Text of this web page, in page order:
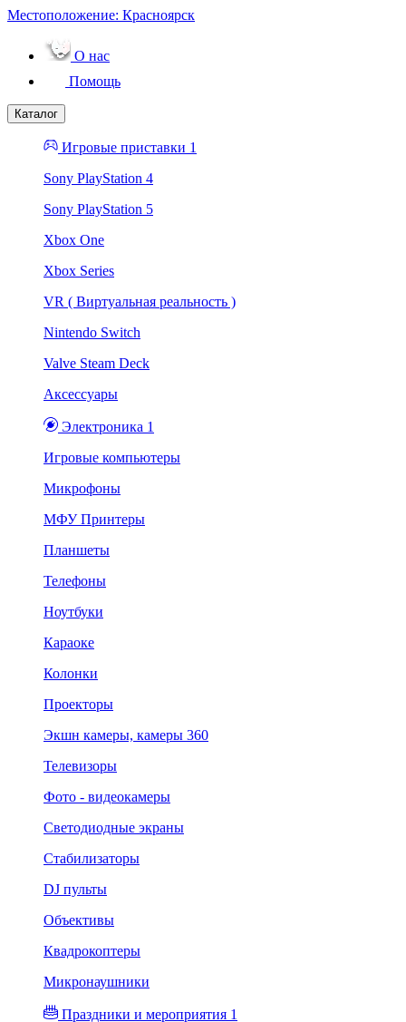
Местоположение: Красноярск
О нас
Помощь
Каталог
Игровые приставки 1
Sony PlayStation 4
Sony PlayStation 5
Xbox One
Xbox Series
VR ( Виртуальная реальность )
Nintendo Switch
Valve Steam Deck
Аксессуары
Электроника 1
Игровые компьютеры
Микрофоны
МФУ Принтеры
Планшеты
Телефоны
Ноутбуки
Караоке
Колонки
Проекторы
Экшн камеры, камеры 360
Телевизоры
Фото - видеокамеры
Светодиодные экраны
Стабилизаторы
DJ пульты
Объективы
Квадрокоптеры
Микронаушники
Праздники и мероприятия 1